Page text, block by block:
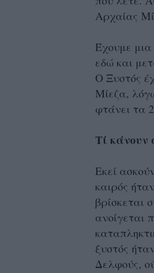
Αρχαίας
Έχουμε
εδώ και
Ο Ξυστός
Μίεζα,
φτάνει τα
Τί κάνουν
Εκεί
καιρός
βρίσκεται
ανοίγεται
ξυστός
Δελφούς,